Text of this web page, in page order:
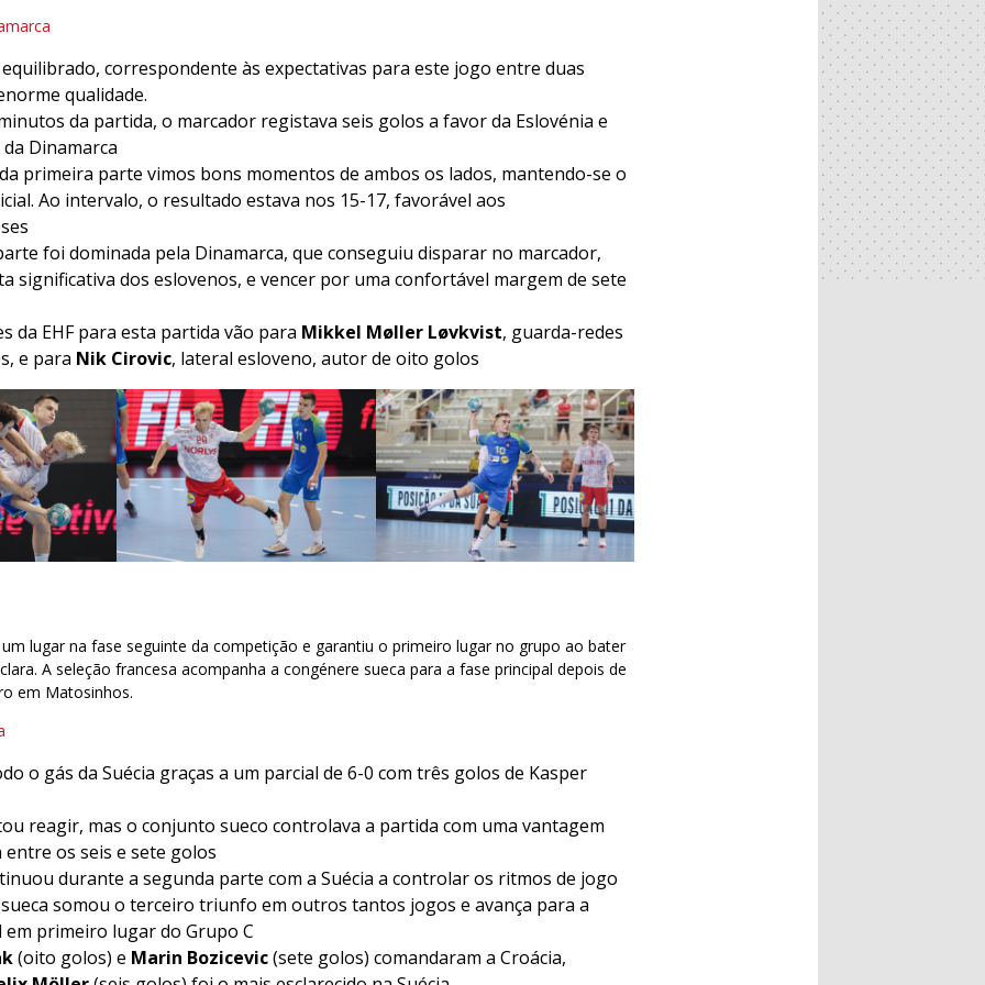
correspondente às expectativas para este jogo entre duas
qualidade.
da partida, o marcador registava seis golos a favor da Eslovénia e
Dinamarca
primeira parte vimos bons momentos de ambos os lados, mantendo-se o
Ao intervalo, o resultado estava nos 15-17, favorável aos
foi dominada pela Dinamarca, que conseguiu disparar no marcador,
significativa dos eslovenos, e vencer por uma confortável margem de sete
da EHF para esta partida vão para Mikkel Møller Løvkvist, guarda-redes
e para Nik Cirovic, lateral esloveno, autor de oito golos
um lugar na fase seguinte da competição e garantiu o primeiro lugar no grupo ao bater
A seleção francesa acompanha a congénere sueca para a fase principal depois de
em Matosinhos.
o gás da Suécia graças a um parcial de 6-0 com três golos de Kasper
reagir, mas o conjunto sueco controlava a partida com uma vantagem
entre os seis e sete golos
durante a segunda parte com a Suécia a controlar os ritmos de jogo
somou o terceiro triunfo em outros tantos jogos e avança para a
em primeiro lugar do Grupo C
(oito golos) e Marin Bozicevic(sete golos) comandaram a Croácia,